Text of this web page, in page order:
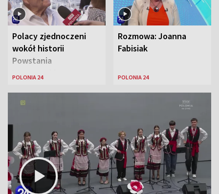
Polacy zjednoczeni
wokół historii
Powstania
Warszawskiego
POLONIA 24
Rozmowa: Joanna
Fabisiak
POLONIA 24